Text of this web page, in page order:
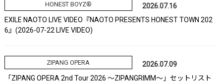
HONEST BOYZ®
2026.07.16
EXILE NAOTO LIVE VIDEO『NAOTO PRESENTS HONEST TOWN 202
6』(2026-07-22 LIVE VIDEO)
ZIPANG OPERA
2026.07.09
「ZIPANG OPERA 2nd Tour 2026 ～ZIPANGRIMM～」セットリスト